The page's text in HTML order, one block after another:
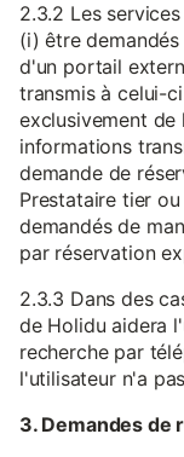
2.3.2 Les
(i) être
d'un portail
transmis à celui-
exclusivement de
informations
demande de
Prestataire tier
demandés de
par réservation
2.3.3 Dans des
de Holidu aidera
recherche par
l'utilisateur n'a
3. Demandes de